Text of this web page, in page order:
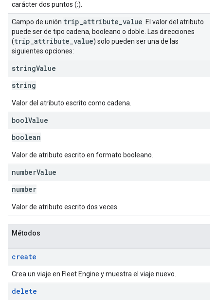
carácter dos puntos (:).
Campo de unión trip attribute value . El valor del atributo
puede ser de tipo cadena, booleano o doble. Las direcciones
(trip attribute value) solo pueden ser una de las
siguientes opciones:
stringValue
string
Valor del atributo escrito como cadena.
boolValue
boolean
Valor de atributo escrito en formato booleano.
numberValue
number
Valor de atributo escrito dos veces.
Métodos
create
Crea un viaje en Fleet Engine y muestra el viaje nuevo.
delete